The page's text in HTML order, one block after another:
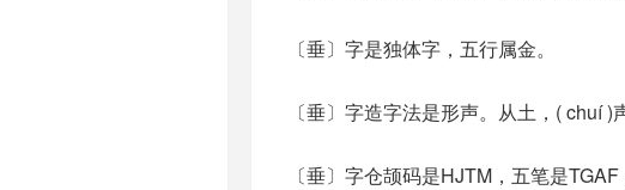
〔垂〕字是独体字，五行属金。
〔垂〕字造字法是形声。从土，( chuí )
〔垂〕字仓颉码是HJTM，五笔是